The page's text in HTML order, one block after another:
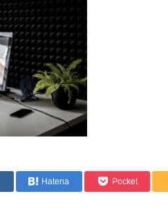
Hatena Pocket